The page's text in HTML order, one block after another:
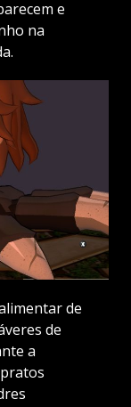
e
na
de
de
a